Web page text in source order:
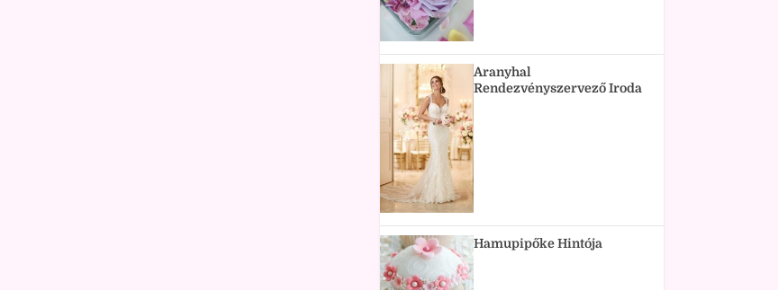
Aranyhal
Rendezvényszervező Iroda
Hamupipőke Hintója